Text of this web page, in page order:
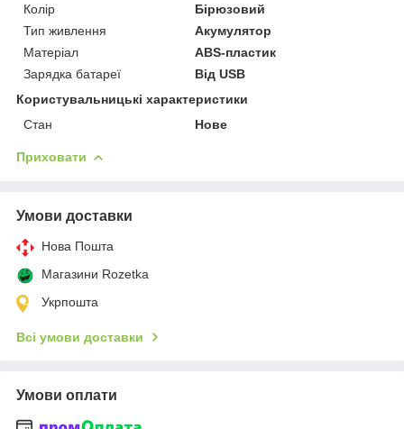
Колір
Бірюзовий
Тип живлення
Акумулятор
Матеріал
ABS-пластик
Зарядка батареї
Від USB
Користувальницькі характеристики
Стан
Нове
Приховати
Умови доставки
Нова Пошта
Магазини Rozetka
Укрпошта
Всі умови доставки
Умови оплати